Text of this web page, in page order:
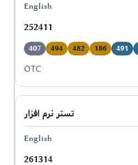
252411
491
186
482
494
407
OTC
تستر نرم افزار
261314